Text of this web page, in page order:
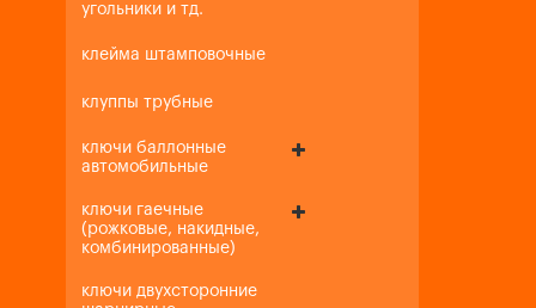
угольники и тд.
клейма штамповочные
клуппы трубные
ключи баллонные
автомобильные
ключи гаечные
(рожковые, накидные,
комбинированные)
ключи двухсторонние